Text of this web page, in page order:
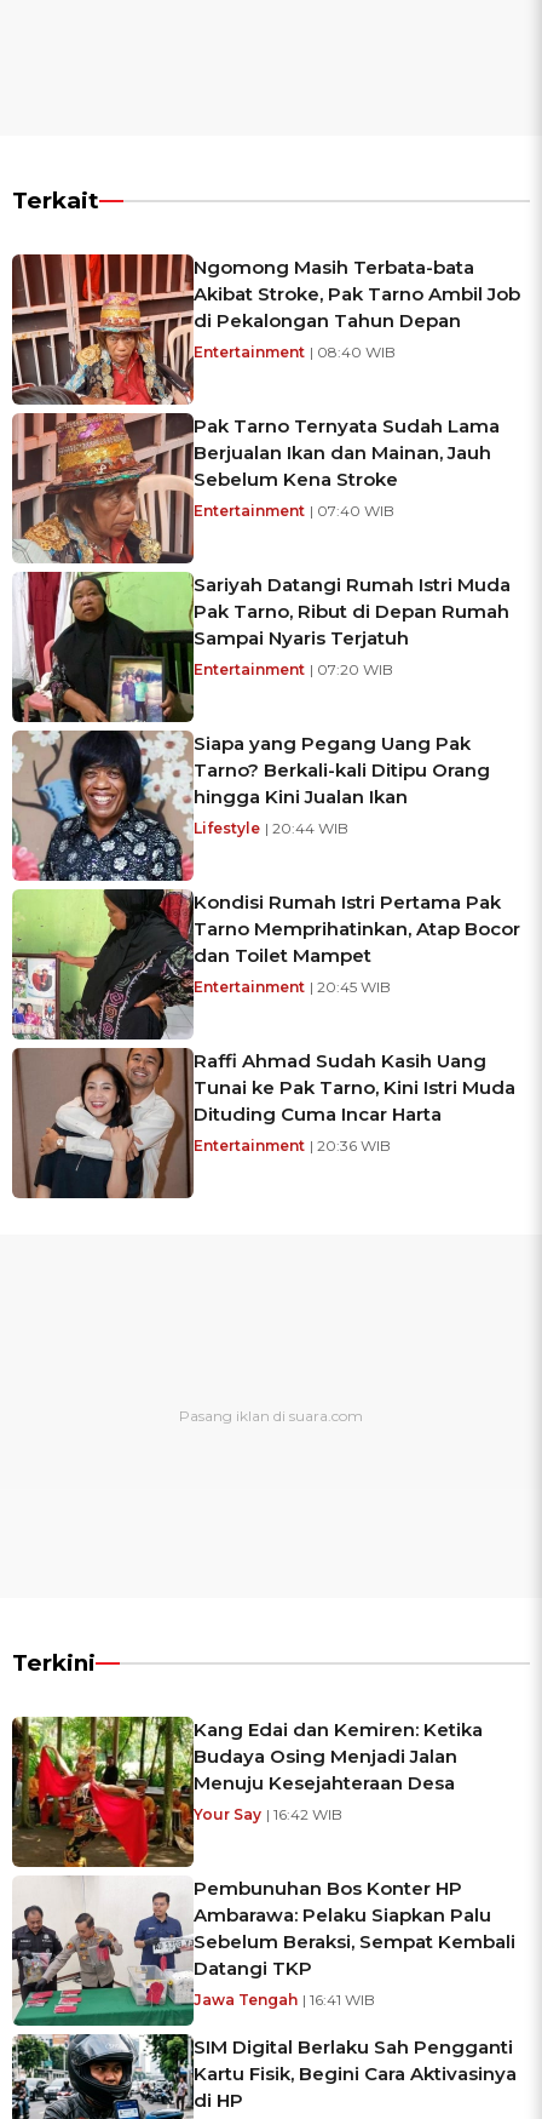
Terkait
Ngomong Masih Terbata-bata
Akibat Stroke, Pak Tarno Ambil Job
di Pekalongan Tahun Depan
Entertainment | 08:40 WIB
Pak Tarno Ternyata Sudah Lama
Berjualan Ikan dan Mainan, Jauh
Sebelum Kena Stroke
Entertainment | 07:40 WIB
Sariyah Datangi Rumah Istri Muda
Pak Tarno, Ribut di Depan Rumah
Sampai Nyaris Terjatuh
Entertainment | 07:20 WIB
Siapa yang Pegang Uang Pak
Tarno? Berkali-kali Ditipu Orang
hingga Kini Jualan Ikan
Lifestyle | 20:44 WIB
Kondisi Rumah Istri Pertama Pak
Tarno Memprihatinkan, Atap Bocor
dan Toilet Mampet
Entertainment | 20:45 WIB
Raffi Ahmad Sudah Kasih Uang
Tunai ke Pak Tarno, Kini Istri Muda
Dituding Cuma Incar Harta
Entertainment | 20:36 WIB
Terkini
Kang Edai dan Kemiren: Ketika
Budaya Osing Menjadi Jalan
Menuju Kesejahteraan Desa
Your Say | 16:42 WIB
Pembunuhan Bos Konter HP
Ambarawa: Pelaku Siapkan Palu
Sebelum Beraksi, Sempat Kembali
Datangi TKP
Jawa Tengah | 16:41 WIB
SIM Digital Berlaku Sah Pengganti
Kartu Fisik, Begini Cara Aktivasinya
di HP